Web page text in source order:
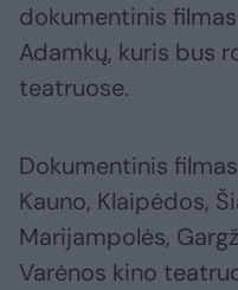
dokumentinis
Adamkų, kuris bus
teatruose.
Dokumentinis
Kauno, Klaipėdos,
Marijampolės,
Varėnos kino